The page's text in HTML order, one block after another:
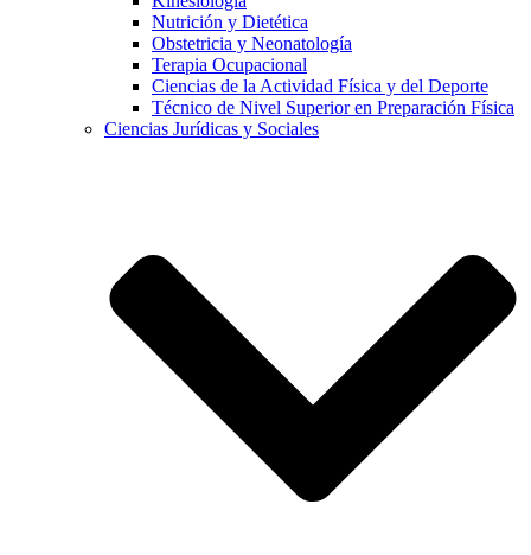
Nutrición y Dietética
Obstetricia y Neonatología
Terapia Ocupacional
Ciencias de la Actividad Física y del Deporte
Técnico de Nivel Superior en Preparación Física
Ciencias Jurídicas y Sociales